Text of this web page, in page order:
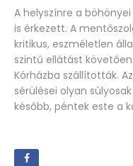
A helyszínre a
is érkezett. A
kritikus, eszméletlen
szintű ellátást
Kórházba szállították.
sérülései olyan
később, péntek este a